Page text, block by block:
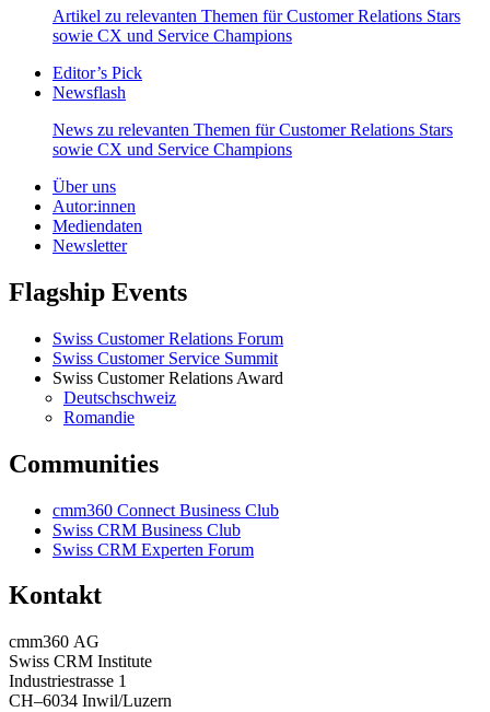
Artikel zu relevanten Themen für Customer Relations Stars
sowie CX und Service Champions
Editor’s Pick
Newsflash
News zu relevanten Themen für Customer Relations Stars
sowie CX und Service Champions
Über uns
Autor:innen
Mediendaten
Newsletter
Flagship Events
Swiss Customer Relations Forum
Swiss Customer Service Summit
Swiss Customer Relations Award
Deutschschweiz
Romandie
Communities
cmm360 Connect Business Club
Swiss CRM Business Club
Swiss CRM Experten Forum
Kontakt
cmm360 AG
Swiss CRM Institute
Industriestrasse 1
CH–6034 Inwil/Luzern